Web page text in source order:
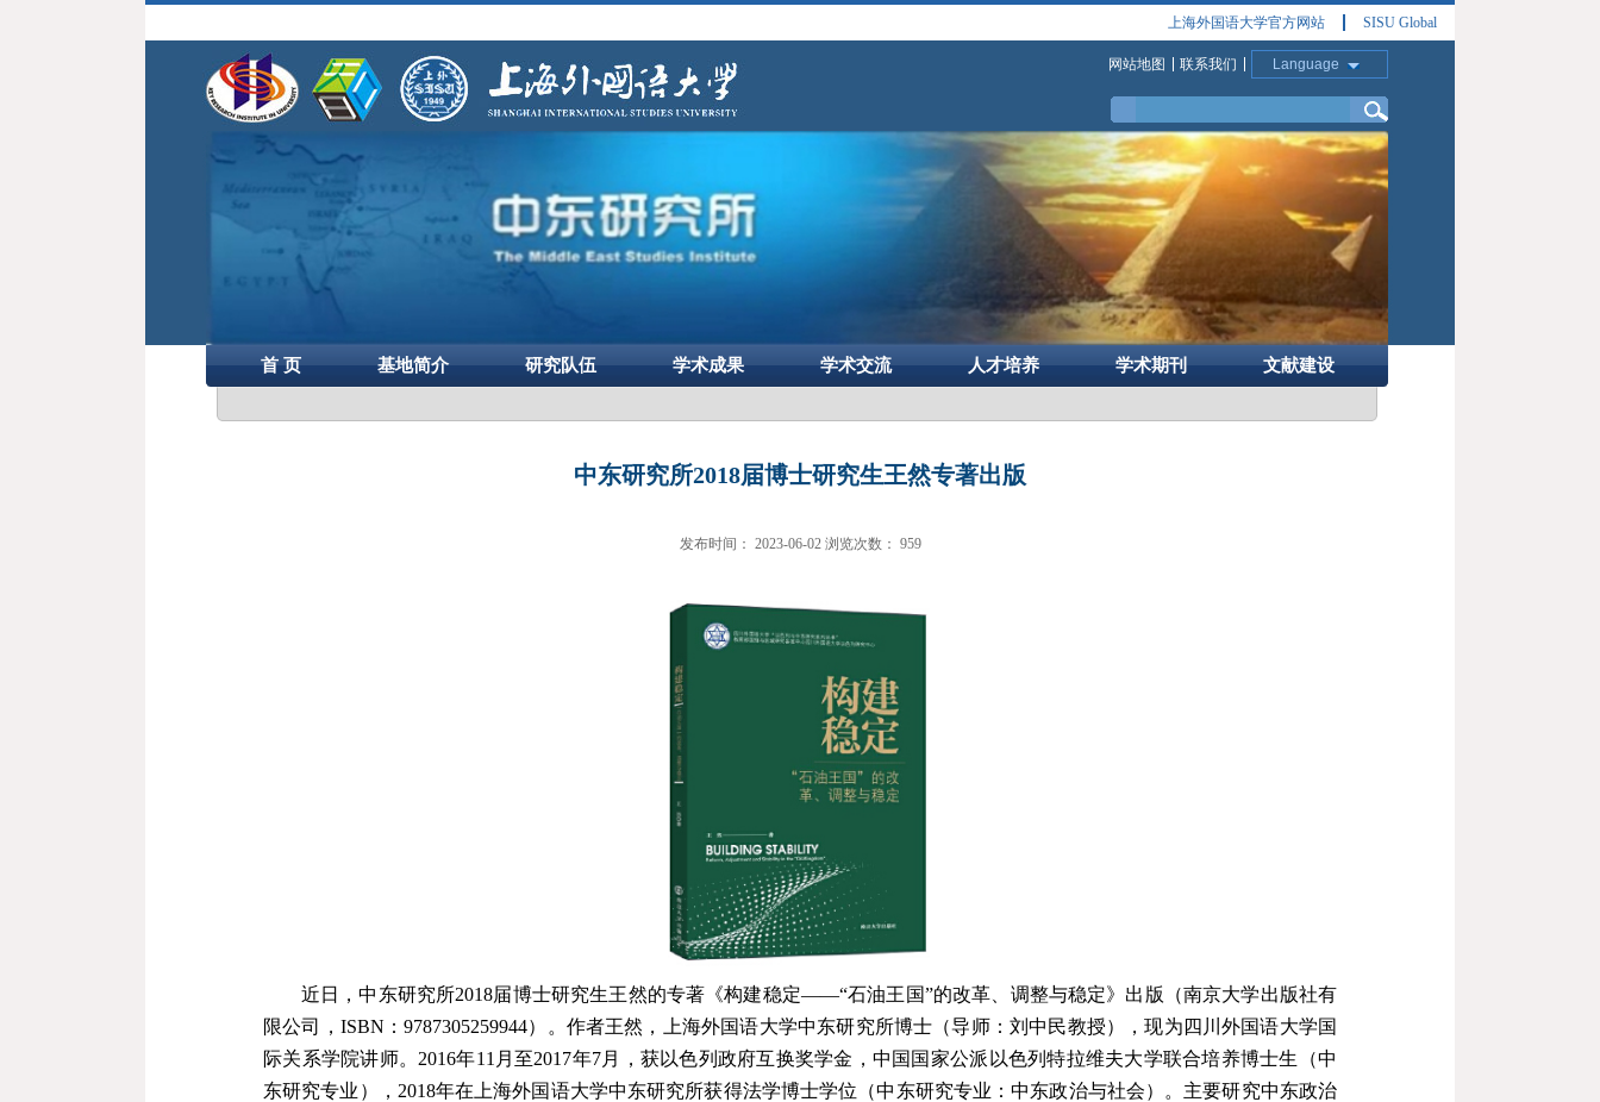
上海外国语大学官方网站 SISU Global
网站地图 联系我们 Language
首 页 基地简介 研究队伍 学术成果 学术交流 人才培养 学术期刊 文献建设
中东研究所2018届博士研究生王然专著出版
发布时间： 2023-06-02 浏览次数： 959
近日，中东研究所2018届博士研究生王然的专著《构建稳定——“石油王国”的改革、调整与稳定》出版（南京大学出版社有
限公司， ISBN ：9787305259944）。作者王然，上海外国语大学中东研究所博士（导师：刘中民教授），现为四川外国语大学国
际关系学院讲师。 2016年11 月至2017年7月，获以色列政府互换奖学金，中国国家公派以色列特拉维夫大学联合培养博士生（中
东研究专业）， 2018年在上海外国语大学中东研究所获得法学博士学位（中东研究专业：中东政治与社会）。主要研究中东政治